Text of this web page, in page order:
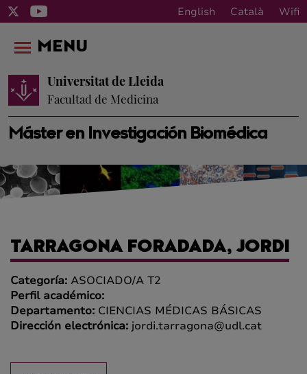
English Català Wifi
Máster en Investigación Biomédica
Universitat de Lleida
Facultad de Medicina
MENU
TARRAGONA FORADADA, JORDI
Categoría: ASOCIADO/A T2
Perfil académico:
Departamento: CIENCIAS MÉDICAS BÁSICAS
Dirección electrónica: jordi.tarragona@udl.cat